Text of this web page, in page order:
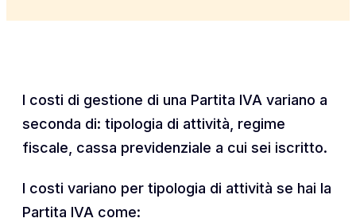
I costi di gestione di una Partita IVA variano a
seconda di: tipologia di attività, regime
fiscale, cassa previdenziale a cui sei iscritto.
I costi variano per tipologia di attività se hai la
Partita IVA come: